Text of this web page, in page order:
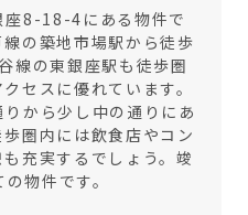
座8-18-4にある物件で
の築地市場駅から徒歩
線の東銀座駅も徒歩圏
セスに優れています。
から少し中の通りにあ
圏内には飲食店やコン
充実するでしょう。竣
物件です。